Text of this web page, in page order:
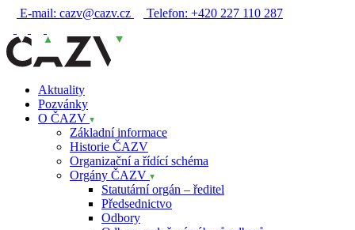
E-mail: cazv@cazv.cz Telefon: +420 227 110 287
Aktuality
Pozvánky
O ČAZV
Základní informace
Historie ČAZV
Organizační a řídící schéma
Orgány ČAZV
Statutární orgán – ředitel
Předsednictvo
Odbory